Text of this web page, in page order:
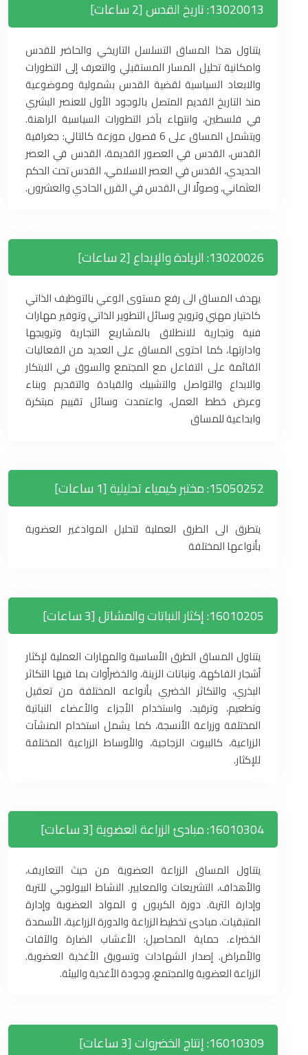
13020013: تاريخ القدس [2 ساعات]
يتناول هذا المساق التسلسل التاريخي والحاضر للقدس
وامكانية تحليل المسار المستقبلي والتعرف إلى التطورات
والابعاد السياسية لقضية القدس بشمولية وموضوعية
منذ التاريخ القديم المتصل بالوجود الأول للعنصر البشري
في فلسطين، وانتهاء بآخر التطورات السياسية الراهنة.
ويتشمل المساق على 6 فصول موزعة كالتالي: جغرافية
القدس، القدس في العصور القديمة، القدس في العصر
الحديدي، القدس في العصر الاسلامي، القدس تحت الحكم
العثماني، وصولًا الى القدس في القرن الحادي والعشرون.
13020026: الريادة والإبداع [2 ساعات]
يهدف المساق الى رفع مستوى الوعي بالتوظيف الذاتي
كاختيار مهني وترويج وسائل التطوير الذاتي وتوفير مهارات
فنية وتجارية للانطلاق بالمشاريع التجارية وترويجها
وادارتها، كما احتوى المساق على العديد من الفعاليات
القائمة على التفاعل مع المجتمع والسوق في الابتكار
والابداع والتواصل والتشبيك والقيادة والتقديم وبناء
وعرض خطط العمل، واعتمدت وسائل تقييم مبتكرة
وابداعية للمساق
15050252: مختبر كيمياء تحليلية [1 ساعات]
يتطرق الى الطرق العملية لتحليل الموادغير العضوية
بأنواعها المختلفة
16010205: إكثار النباتات والمشاتل [3 ساعات]
يتناول المساق الطرق الأساسية والمهارات العملية لإكثار
أشجار الفاكهة، ونباتات الزينة، والخضرأوات بما فيها التكاثر
البذري، والتكاثر الخضري بأنواعه المختلفة من تعقيل
وتطعيم، وترقيد، واستخدام الأجزاء والأعضاء النباتية
المختلفة وزراعة الأنسجة، كما يشمل استخدام المنشآت
الزراعية، كالبيوت الزجاجية، والأوساط الزراعية المختلفة
للإكثار.
16010304: مبادئ الزراعة العضوية [3 ساعات]
يتناول المساق الزراعة العضوية من حيث التعاريف،
والأهداف، التشريعات والمعايير. النشاط البيولوجي للتربة
وإدارة التربة. دورة الكربون و المواد العضوية وإدارة
المتبقيات. مبادئ تخطيط الزراعة والدورة الزراعية، الأسمدة
الخضراء. حماية المحاصيل: الأعشاب الضارة والآفات
والأمراض. إصدار الشهادات وتسويق الأغذية العضوية.
الزراعة العضوية والمجتمع، وجودة الأغذية والبيئة.
16010309: إنتاج الخضروات [3 ساعات]